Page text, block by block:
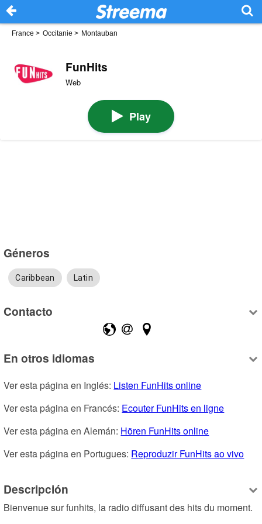
France > Occitanie > Montauban
FunHits
Web
Play
Géneros
Caribbean Latin
Contacto
En otros idiomas
Ver esta página en Inglés: Listen FunHits online
Ver esta página en Francés: Ecouter FunHits en ligne
Ver esta página en Alemán: Hören FunHits online
Ver esta página en Portugues: Reproduzir FunHits ao vivo
Descripción
Bienvenue sur funhits, la radio diffusant des hits du moment.